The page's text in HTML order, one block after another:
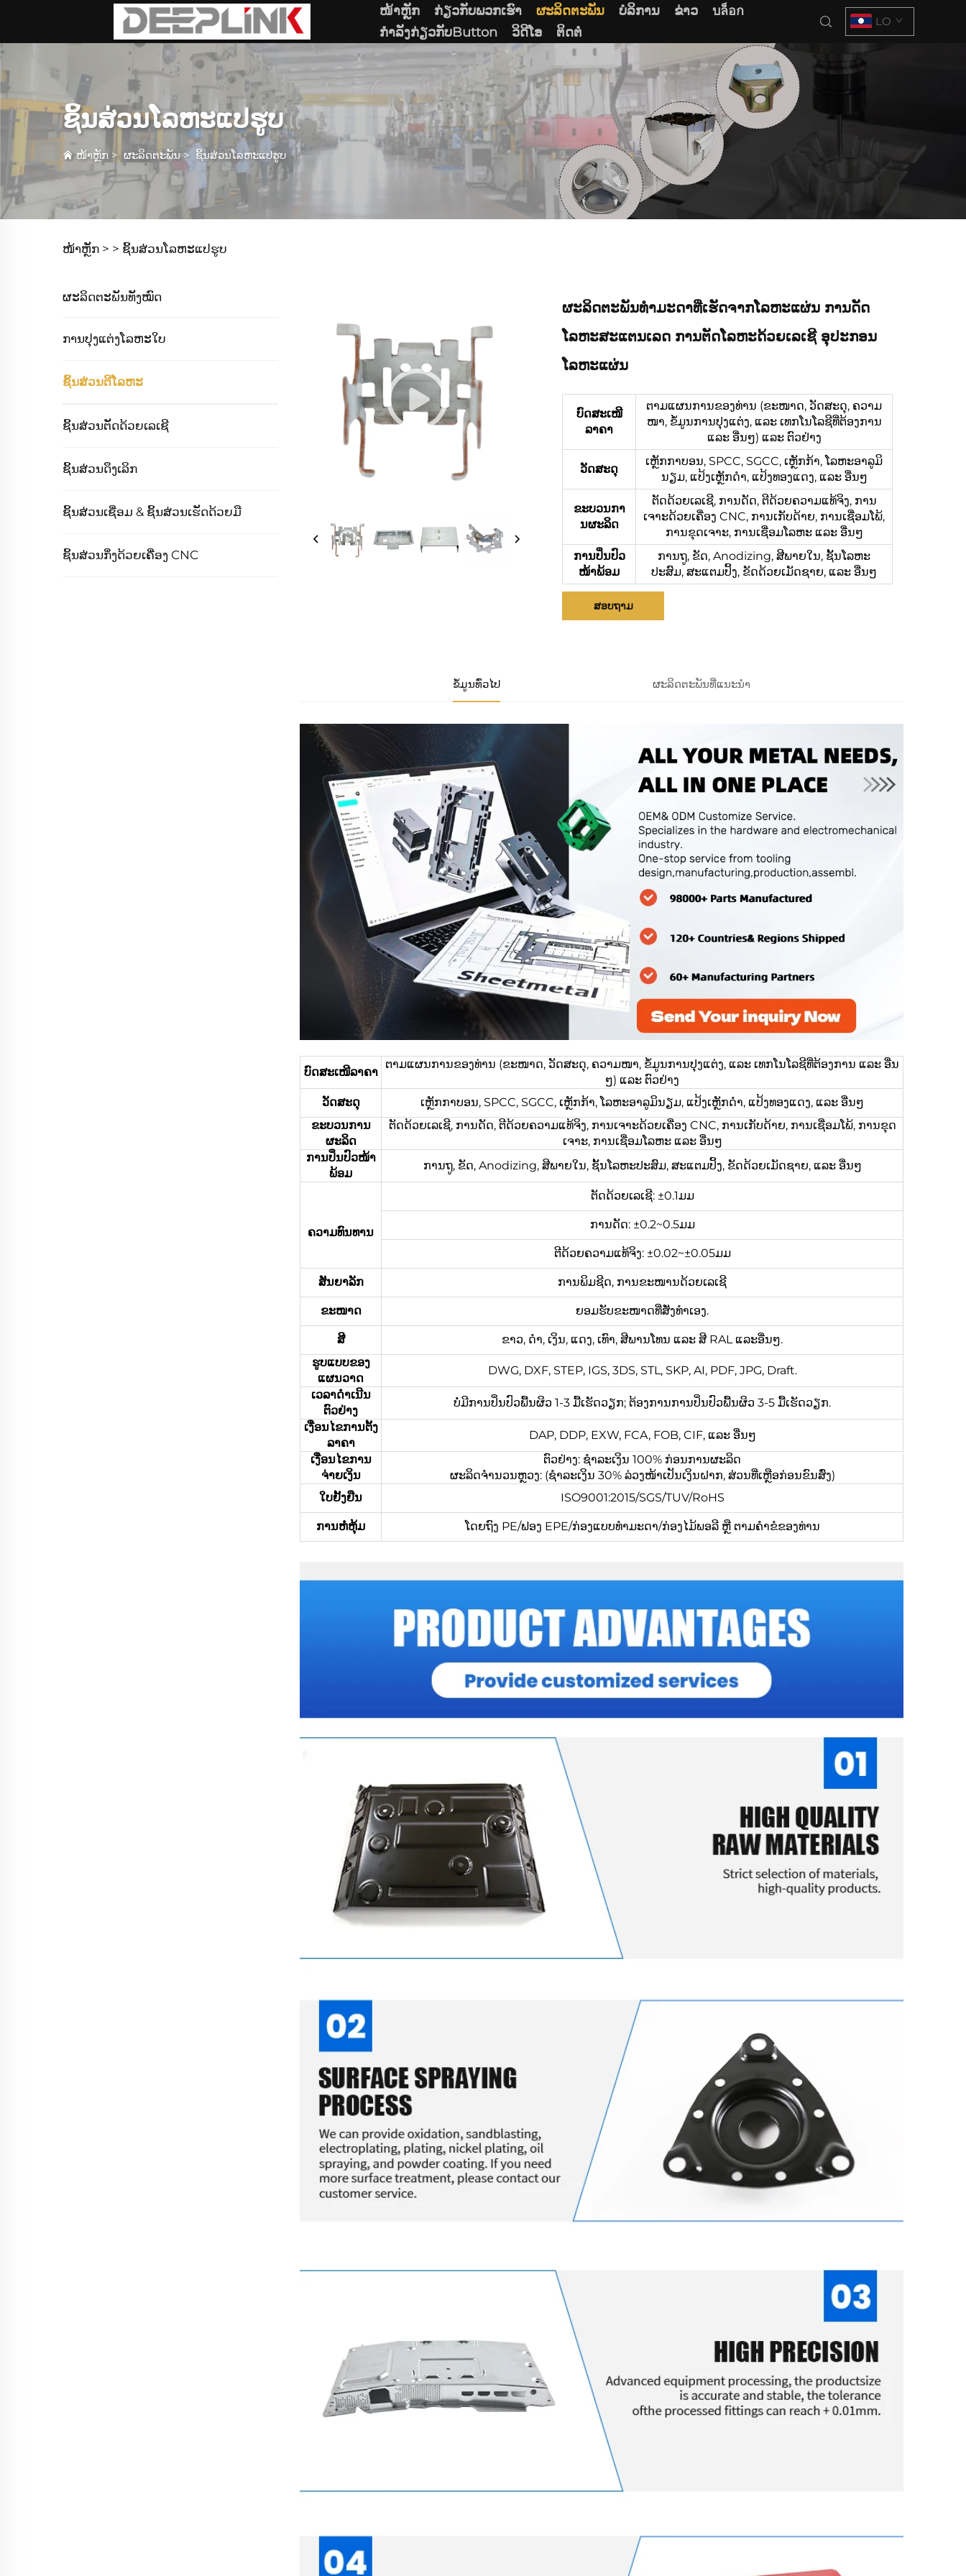
ໜ້າຫຼັກ ກ່ຽວກັບພວກເຮົາ ຜະລິດຕະພັນ ບໍລິການ ຂ່າວ
บล็อก
ກໍາລັງກ່ຽວກັບButton
ວິດີໂອ ຕິດຕໍ່
LO
ຊິ້ນສ່ວນໂລຫະແປຮູບ
ໜ້າຫຼັກ > ຜະລິດຕະພັນ> ຊິ້ນສ່ວນໂລຫະແປຮູບ
ໜ້າຫຼັກ > > ຊິ້ນສ່ວນໂລຫະແປຮູບ
ຜະລິດຕະພັນທັງໝົດ
ການປຸງແຕ່ງໂລຫະໃບ
ຊິ້ນສ່ວນຕີໂລຫະ
ຊິ້ນສ່ວນຕັດດ້ວຍເລເຊີ
ຊິ້ນສ່ວນດຶງເລິກ
ຊິ້ນສ່ວນເຊື່ອມ & ຊິ້ນສ່ວນເຮັດດ້ວຍມື
ຊິ້ນສ່ວນກຶ່ງດ້ວຍເຄື່ອງ CNC
ຜະລິດຕະພັນທໍາມະດາທີ່ເຮັດຈາກໂລຫະແຜ່ນ ການດັດ
ໂລຫະສະແຕນເລດ ການຕັດໂລຫະດ້ວຍເລເຊີ ອຸປະກອນ
ໂລຫະແຜ່ນ
ບົດສະເໜີ
ລາຄາ
ຕາມແຜນການຂອງທ່ານ (ຂະໜາດ, ວັດສະດຸ, ຄວາມ
ໜາ, ຂໍ້ມູນການປຸງແຕ່ງ, ແລະ ເທກໂນໂລຊີທີ່ຕ້ອງການ
ແລະ ອື່ນໆ) ແລະ ຕົວຢ່າງ
ວັດສະດຸ
ເຫຼັກກາບອນ, SPCC, SGCC, ເຫຼັກກ້າ, ໂລຫະອາລູມິ
ນຽມ, ແປ້ງເຫຼັກດຳ, ແປ້ງທອງແດງ, ແລະ ອື່ນໆ
ຂະບວນກາ
ນຜະລິດ
ຕັດດ້ວຍເລເຊີ, ການດັດ, ຕີດ້ວຍຄວາມແທ້ຈິງ, ການ
ເຈາະດ້ວຍເຄື່ອງ CNC, ການເກັບດ້າຍ, ການເຊື່ອມໂພ້,
ການຂຸດເຈາະ, ການເຊື່ອມໂລຫະ ແລະ ອື່ນໆ
ການປິ່ນປົວ
ໜ້າພ້ອມ
ການຖູ, ຂັດ, Anodizing, ສີພາຍໃນ, ຊັ້ນໂລຫະ
ປະສົມ, ສະແຕມປິ້ງ, ຂັດດ້ວຍເມັດຊາຍ, ແລະ ອື່ນໆ
ສອບຖາມ
ຂໍ້ມູນທົ່ວໄປ ຜະລິດຕະພັນທີ່ແນະນຳ
ບົດສະເໜີລາຄາ
ຕາມແຜນການຂອງທ່ານ (ຂະໜາດ, ວັດສະດຸ, ຄວາມໜາ, ຂໍ້ມູນການປຸງແຕ່ງ, ແລະ ເທກໂນໂລຊີທີ່ຕ້ອງການ ແລະ ອື່ນ
ໆ) ແລະ ຕົວຢ່າງ
ວັດສະດຸ
ເຫຼັກກາບອນ, SPCC, SGCC, ເຫຼັກກ້າ, ໂລຫະອາລູມິນຽມ, ແປ້ງເຫຼັກດຳ, ແປ້ງທອງແດງ, ແລະ ອື່ນໆ
ຂະບວນການ
ຜະລິດ
ຕັດດ້ວຍເລເຊີ, ການດັດ, ຕີດ້ວຍຄວາມແທ້ຈິງ, ການເຈາະດ້ວຍເຄື່ອງ CNC, ການເກັບດ້າຍ, ການເຊື່ອມໂພ້, ການຂຸດ
ເຈາະ, ການເຊື່ອມໂລຫະ ແລະ ອື່ນໆ
ການປິ່ນປົວໜ້າ
ພ້ອມ
ການຖູ, ຂັດ, Anodizing, ສີພາຍໃນ, ຊັ້ນໂລຫະປະສົມ, ສະແຕມປິ້ງ, ຂັດດ້ວຍເມັດຊາຍ, ແລະ ອື່ນໆ
ຄວາມທົນທານ
ຕັດດ້ວຍເລເຊີ: ±0.1ມມ
ການດັດ: ±0.2~0.5ມມ
ຕີດ້ວຍຄວາມແທ້ຈິງ: ±0.02~±0.05ມມ
ສັນຍາລັກ ການພິມຊີດ, ການຂະໜານດ້ວຍເລເຊີ
ຂະໜາດ ຍອມຮັບຂະໜາດທີ່ສັ່ງທຳເອງ.
ສີ
ຂາວ, ດຳ, ເງິນ, ແດງ, ເທົາ, ສີພານໂທນ ແລະ ສີ RAL ແລະອື່ນໆ.
ຮູບແບບຂອງ
ແຜນວາດ
DWG, DXF, STEP, IGS, 3DS, STL, SKP, AI, PDF, JPG, Draft.
ເວລາດຳເນີນ
ຕົວຢ່າງ
ບໍ່ມີການປິ່ນປົວພື້ນຜິວ 1-3 ມື້ເຮັດວຽກ; ຕ້ອງການການປິ່ນປົວພື້ນຜິວ 3-5 ມື້ເຮັດວຽກ.
ເງື່ອນໄຂການຕັ້ງ
ລາຄາ
DAP, DDP, EXW, FCA, FOB, CIF, ແລະ ອື່ນໆ
ເງື່ອນໄຂການ
ຈ່າຍເງິນ
ຕົວຢ່າງ: ຊຳລະເງິນ 100% ກ່ອນການຜະລິດ
ຜະລິດຈຳນວນຫຼວງ: (ຊຳລະເງິນ 30% ລ່ວງໜ້າເປັນເງິນຝາກ, ສ່ວນທີ່ເຫຼືອກ່ອນຂົນສົ່ງ)
ໃບຢັ້ງຢືນ
ISO9001:2015/SGS/TUV/RoHS
ການຫໍ່ຫຸ້ມ ໂດຍຖົງ PE/ຟອງ EPE/ກ່ອງແບບທຳມະດາ/ກ່ອງໄມ້ພອລີ ຫຼື ຕາມຄຳຂໍຂອງທ່ານ